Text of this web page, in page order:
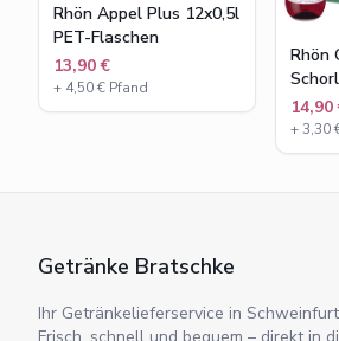
Rhön Appel Plus 12x0,5l
PET-Flaschen
13,90 €
+ 4,50€ Pfand
Rhön
14,90
+3,30
Getränke Bratschke
Ihr Getränkelieferservice in